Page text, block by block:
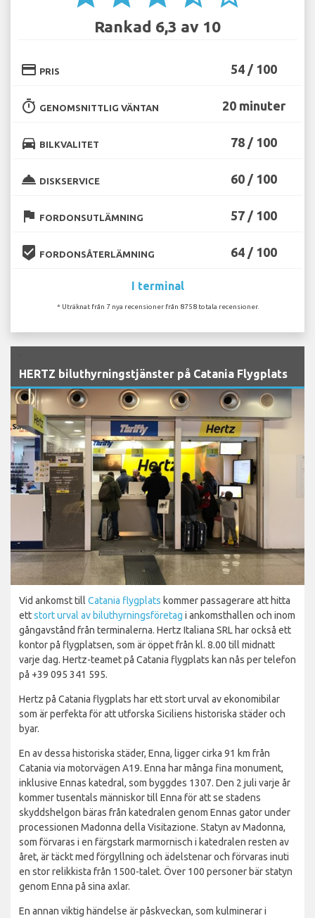
Rankad 6,3 av 10
credit_card PRIS 54 / 100
timer GENOMSNITTLIG VÄNTAN 20 minuter
directions_car BILKVALITET 78 / 100
room_service DISKSERVICE 60 / 100
flag FORDONSUTLÄMNING 57 / 100
beenhere FORDONSÅTERLÄMNING 64 / 100
I terminal
* Uträknat från 7 nya recensioner från 8758 totala recensioner.
HERTZ biluthyrningstjänster på Catania Flygplats
Vid ankomst till Catania flygplats kommer passagerare att hitta
ettstort urval av biluthyrningsföretag i ankomsthallen och inom
gångavstånd från terminalerna. Hertz Italiana SRL har också ett
kontor på flygplatsen, som är öppet från kl. 8.00 till midnatt
varje dag. Hertz-teamet på Catania flygplats kan nås per telefon
på +39 095 341 595.
Hertz på Catania flygplats har ett stort urval av ekonomibilar
som är perfekta för att utforska Siciliens historiska städer och
byar.
En av dessa historiska städer, Enna, ligger cirka 91 km från
Catania via motorvägen A19. Enna har många fina monument,
inklusive Ennas katedral, som byggdes 1307. Den 2 juli varje år
kommer tusentals människor till Enna för att se stadens
skyddshelgon bäras från katedralen genom Ennas gator under
processionen Madonna della Visitazione. Statyn av Madonna,
som förvaras i en färgstark marmornisch i katedralen resten av
året, är täckt med förgyllning och ädelstenar och förvaras inuti
en stor relikkista från 1500-talet. Över 100 personer bär statyn
genom Enna på sina axlar.
En annan viktig händelse är påskveckan, som kulminerar i